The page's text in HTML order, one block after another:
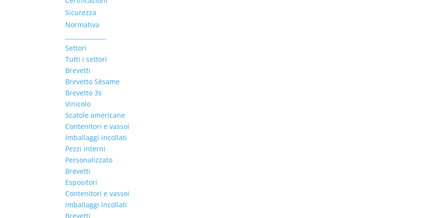
Sicurezza
Normativa
Settori
Tutti i settori
Brevetti
Brevetto Sésame
Brevetto 3s
Vinicolo
Scatole americane
Contenitori e vassoi
Imballaggi incollati
Pezzi interni
Personalizzato
Brevetti
Espositori
Contenitori e vassoi
Imballaggi incollati
Brevetti